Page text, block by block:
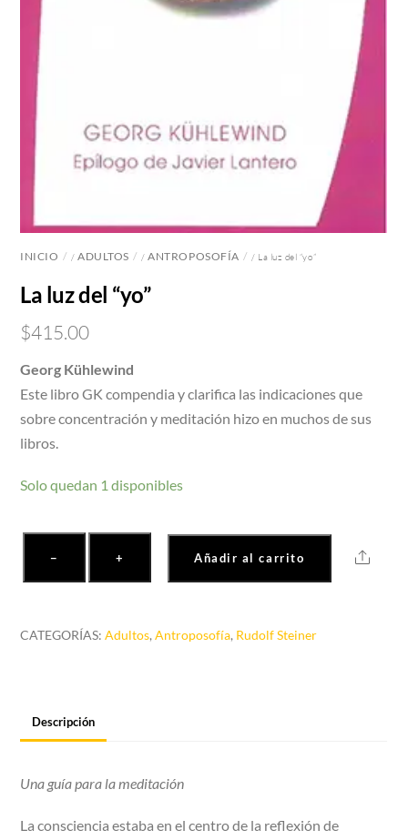
INICIO /ADULTOS /ANTROPOSOFÍA / La luz del “yo”
La luz del “yo”
$415.00
Georg Kühlewind
Este libro GK compendia y clarifica las indicaciones que
sobre concentración y meditación hizo en muchos de sus
libros.
Solo quedan 1 disponibles
−
cantidad
+ Añadir al carrito Share
CATEGORÍAS:Adultos,Antroposofía, Rudolf Steiner
Descripción
Una guía para la meditación
La consciencia estaba en el centro de la reflexión de